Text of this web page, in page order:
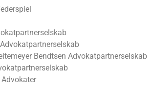
Bendtsen Advokatpartnerselskab